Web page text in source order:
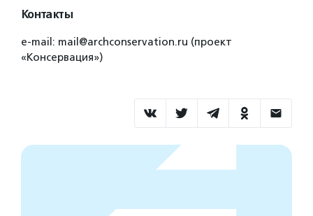
Контакты
e-mail: mail@archconservation.ru (проект
«Консервация»)